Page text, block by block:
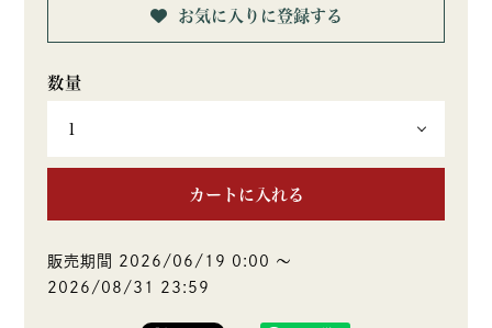
お気に入りに登録する
カートに入れる
販売期間 2026/06/19 0:00 〜
2026/08/31 23:59